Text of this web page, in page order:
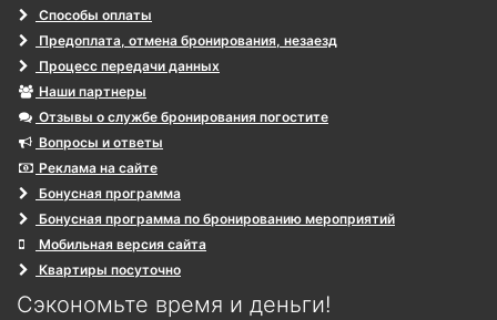
Способы оплаты
Предоплата, отмена бронирования, незаезд
Процесс передачи данных
Наши партнеры
Отзывы о службе бронирования погостите
Вопросы и ответы
Реклама на сайте
Бонусная программа
Бонусная программа по бронированию мероприятий
Мобильная версия сайта
Квартиры посуточно
Сэкономьте время и деньги!